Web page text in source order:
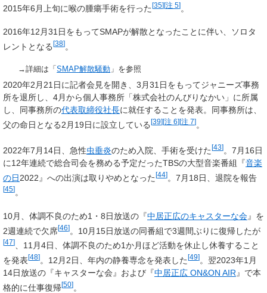
2015年6月上旬に喉の腫瘍手術を行った[35][注 5]。
2016年12月31日をもってSMAPが解散となったことに伴い、ソロタ
レントとなる [38] 。
→詳細は「SMAP解散騒動 」を参照
2020年2月21日に記者会見を開き、3月31日をもってジャニーズ事務
所を退所し、4月から個人事務所「株式会社のんびりなかい」に所属
し、同事務所の代表取締役社長に就任することを発表。同事務所は、
父の命日となる2月19日に設立している[39][注 6][注 7]。
2022年7月14日、急性虫垂炎のため入院、手術を受けた[43]。7月16日
に12年連続で総合司会を務める予定だったTBSの大型音楽番組『音楽
の日2022』への出演は取りやめとなった[44]。7月18日、退院を報告
[45] 。
10月、体調不良のため1・8日放送の『中居正広のキャスターな会』を
2週連続で欠席[46]。10月15日放送の同番組で3週間ぶりに復帰したが
[47]
、11月4日、体調不良のため1か月ほど活動を休止し休養すること
を発表[48]。12月2日、年内の静養専念を発表した[49]。翌2023年1月
14日放送の『キャスターな会』および『中居正広 ON&ON AIR 』で本
格的に仕事復帰[50]。